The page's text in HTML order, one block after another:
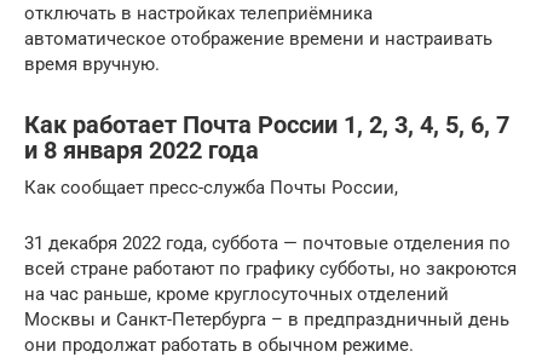
отключать в настройках телеприёмника
автоматическое отображение времени и настраивать
время вручную.
Как работает Почта России 1, 2, 3, 4, 5, 6, 7
и 8 января 2022 года
Как сообщает пресс-служба Почты России,
31 декабря 2022 года, суббота — почтовые отделения по
всей стране работают по графику субботы, но закроются
на час раньше, кроме круглосуточных отделений
Москвы и Санкт-Петербурга – в предпраздничный день
они продолжат работать в обычном режиме.